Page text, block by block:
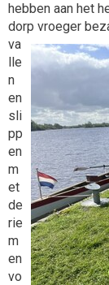
hebben aan het
dorp vroeger
va
lle
n
en
sli
pp
en
m
et
de
rie
m
en
vo